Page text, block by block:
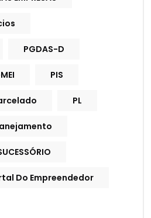
PGDAS-D
PIS
PL
Do Empreendedor